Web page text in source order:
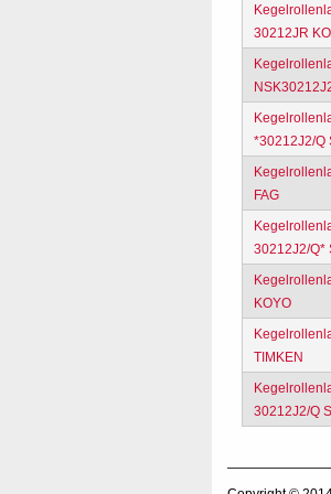
30212JR
*30212J2/Q
FAG
30212J2/Q*
KOYO
TIMKEN
30212J2/Q